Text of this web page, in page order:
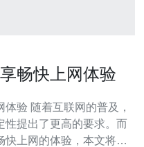
畅快上网体验
普及，
性提出了更高的要求。而
快上网的体验，本文将为